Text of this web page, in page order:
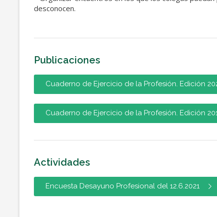
desconocen.
Publicaciones
Cuaderno de Ejercicio de la Profesión. Edición
Cuaderno de Ejercicio de la Profesión. Edición
Actividades
Encuesta Desayuno Profesional del 12.6.2021